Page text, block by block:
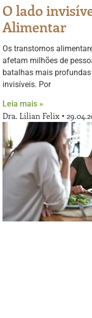
O lado
Alimentar
Os transtornos
afetam milhões de
batalhas mais
invisíveis. Por
Leia mais »
Dra. Lilian Felix